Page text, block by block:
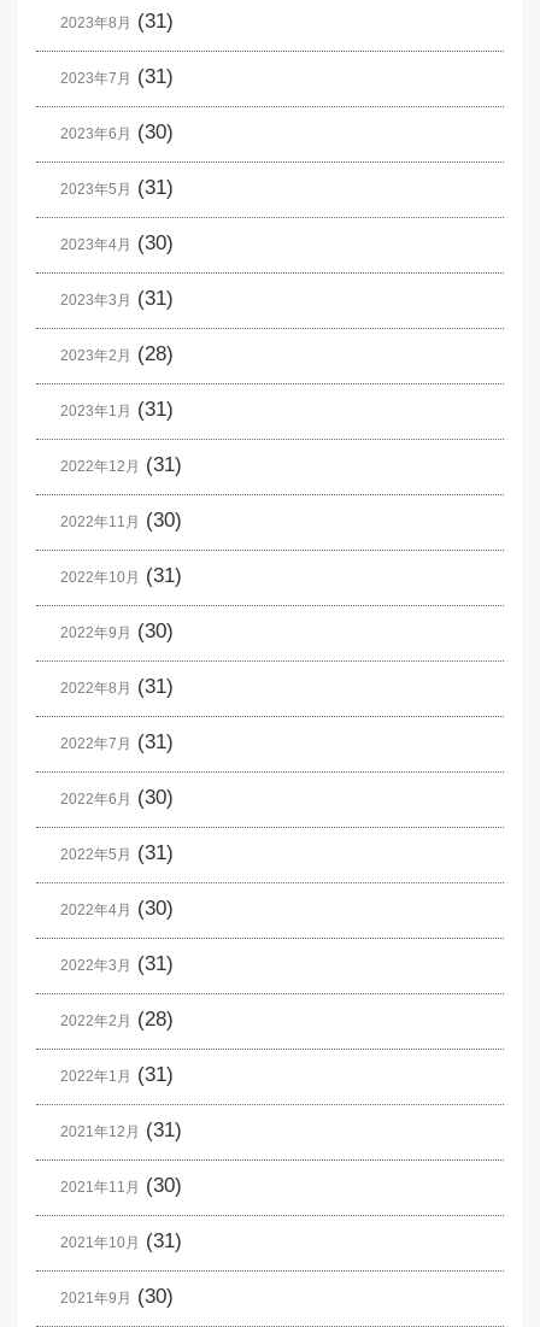
2023年8月 (31)
2023年7月 (31)
2023年6月 (30)
2023年5月 (31)
2023年4月 (30)
2023年3月 (31)
2023年2月 (28)
2023年1月 (31)
2022年12月 (31)
2022年11月 (30)
2022年10月 (31)
2022年9月 (30)
2022年8月 (31)
2022年7月 (31)
2022年6月 (30)
2022年5月 (31)
2022年4月 (30)
2022年3月 (31)
2022年2月 (28)
2022年1月 (31)
2021年12月 (31)
2021年11月 (30)
2021年10月 (31)
2021年9月 (30)